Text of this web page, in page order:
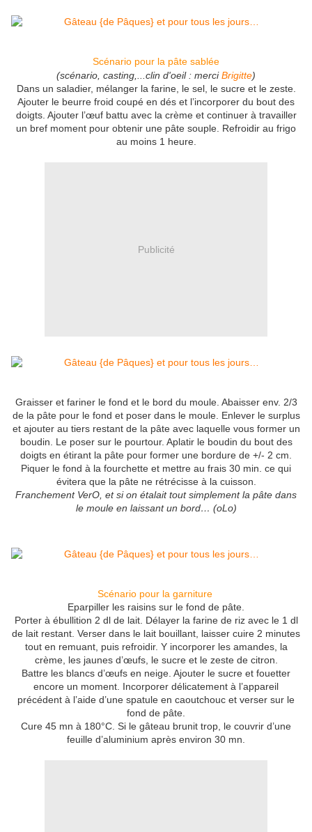
Scénario pour la pâte sablée
(scénario, casting,...clin d'oeil : merciBrigitte)
Dans un saladier, mélanger la farine, le sel, le sucre et le zeste.
Ajouter le beurre froid coupé en dés et l’incorporer du bout des
doigts. Ajouter l’œuf battu avec la crème et continuer à travailler
un bref moment pour obtenir une pâte souple. Refroidir au frigo
au moins 1 heure.
Publicité
Graisser et fariner le fond et le bord du moule. Abaisser env. 2/3
de la pâte pour le fond et poser dans le moule. Enlever le surplus
et ajouter au tiers restant de la pâte avec laquelle vous former un
boudin. Le poser sur le pourtour. Aplatir le boudin du bout des
doigts en étirant la pâte pour former une bordure de +/- 2 cm.
Piquer le fond à la fourchette et mettre au frais 30 min. ce qui
évitera que la pâte ne rétrécisse à la cuisson.
Franchement VerO, et si on étalait tout simplement la pâte dans
le moule en laissant un bord… (oLo)
Scénario pour la garniture
Eparpiller les raisins sur le fond de pâte.
Porter à ébullition 2 dl de lait. Délayer la farine de riz avec le 1 dl
de lait restant. Verser dans le lait bouillant, laisser cuire 2 minutes
tout en remuant, puis refroidir. Y incorporer les amandes, la
crème, les jaunes d’œufs, le sucre et le zeste de citron.
Battre les blancs d’œufs en neige. Ajouter le sucre et fouetter
encore un moment. Incorporer délicatement à l’appareil
précédent à l’aide d’une spatule en caoutchouc et verser sur le
fond de pâte.
Cure 45 mn à 180°C. Si le gâteau brunit trop, le couvrir d’une
feuille d’aluminium après environ 30 mn.